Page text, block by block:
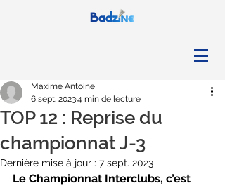
TOP 12 : Reprise du
championnat J-3
Maxime Antoine
6 sept. 20234 min de lecture
Dernière mise à jour : 7 sept. 2023
Le Championnat Interclubs, c’est